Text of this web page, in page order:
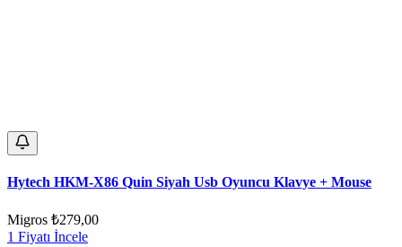
Hytech HKM-X86 Quin Siyah Usb Oyuncu Klavye + Mouse
Migros ₺279,00
1 Fiyatı İncele